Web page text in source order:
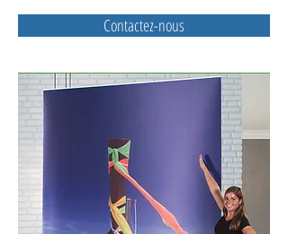
Contactez-nous